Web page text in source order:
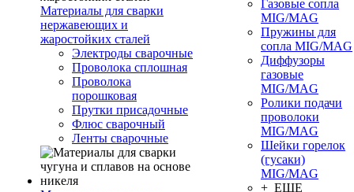
Материалы для сварки
нержавеющих и
жаростойких сталей
Электроды сварочные
Проволока сплошная
Проволока
порошковая
Прутки присадочные
Флюс сварочный
Ленты сварочные
Газовые сопла
MIG/MAG
Пружины для
сопла MIG/MAG
Диффузоры
газовые
MIG/MAG
Ролики подачи
проволоки
MIG/MAG
Шейки горелок
(гусаки)
MIG/MAG
+ ЕЩЕ